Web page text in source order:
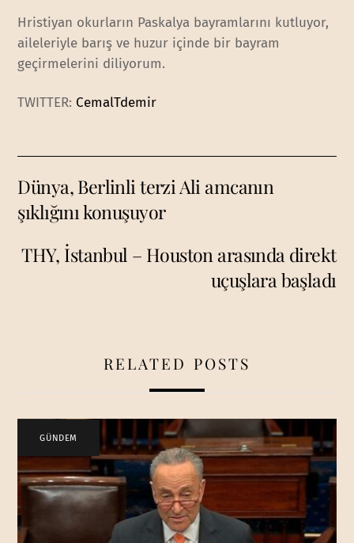
Hristiyan okurların Paskalya bayramlarını kutluyor,
aileleriyle barış ve huzur içinde bir bayram
geçirmelerini diliyorum.
TWITTER: CemalTdemir
Dünya, Berlinli terzi Ali amcanın
şıklığını konuşuyor
THY, İstanbul – Houston arasında direkt
uçuşlara başladı
RELATED POSTS
GÜNDEM